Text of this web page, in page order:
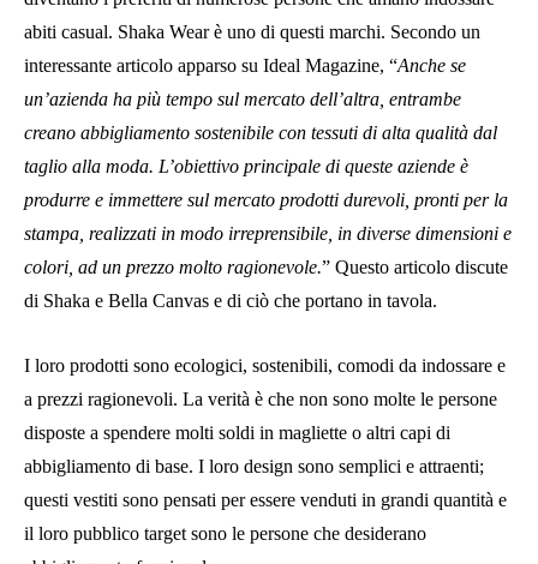
abiti casual. Shaka Wear è uno di questi marchi. Secondo un
interessante articolo apparso su Ideal Magazine, “Anche se
un’azienda ha più tempo sul mercato dell’altra, entrambe
creano abbigliamento sostenibile con tessuti di alta qualità dal
taglio alla moda. L’obiettivo principale di queste aziende è
produrre e immettere sul mercato prodotti durevoli, pronti per la
stampa, realizzati in modo irreprensibile, in diverse dimensioni e
colori, ad un prezzo molto ragionevole.” Questo articolo discute
di Shaka e Bella Canvas e di ciò che portano in tavola.
I loro prodotti sono ecologici, sostenibili, comodi da indossare e
a prezzi ragionevoli. La verità è che non sono molte le persone
disposte a spendere molti soldi in magliette o altri capi di
abbigliamento di base. I loro design sono semplici e attraenti;
questi vestiti sono pensati per essere venduti in grandi quantità e
il loro pubblico target sono le persone che desiderano